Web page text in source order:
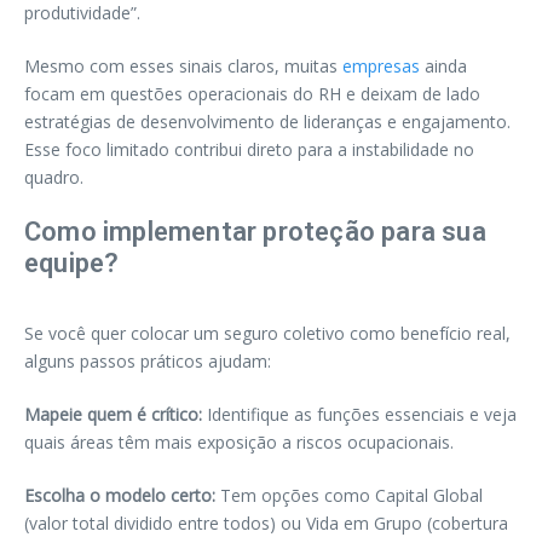
produtividade”.
Mesmo com esses sinais claros, muitas empresas ainda
focam em questões operacionais do RH e deixam de lado
estratégias de desenvolvimento de lideranças e engajamento.
Esse foco limitado contribui direto para a instabilidade no
quadro.
Como implementar proteção para sua
equipe?
Se você quer colocar um seguro coletivo como benefício real,
alguns passos práticos ajudam:
Mapeie quem é crítico: Identifique as funções essenciais e veja
quais áreas têm mais exposição a riscos ocupacionais.
Escolha o modelo certo: Tem opções como Capital Global
(valor total dividido entre todos) ou Vida em Grupo (cobertura